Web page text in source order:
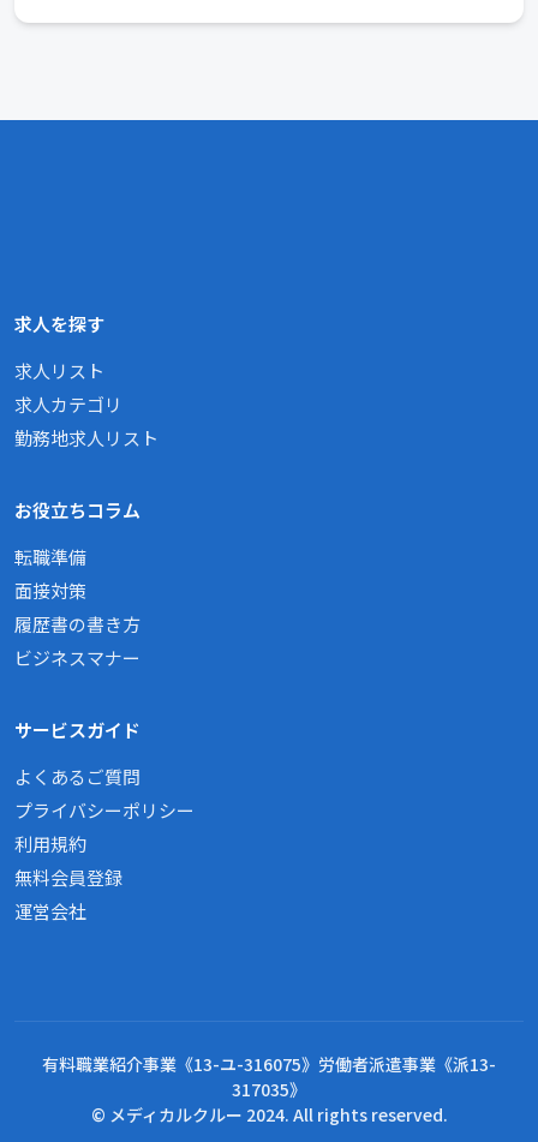
求人を探す
求人リスト
求人カテゴリ
勤務地求人リスト
お役立ちコラム
転職準備
面接対策
履歴書の書き方
ビジネスマナー
サービスガイド
よくあるご質問
プライバシーポリシー
利用規約
無料会員登録
運営会社
有料職業紹介事業《13-ユ-316075》労働者派遣事業《派13-
317035》
© メディカルクルー 2024. All rights reserved.